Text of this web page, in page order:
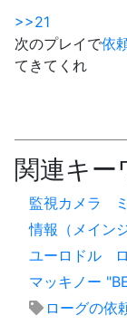
>>21
次のプレイで依
てきてくれ
関連キー
監視カメラ
情報（メイン
ユーロドル
マッキノー
ローグの依